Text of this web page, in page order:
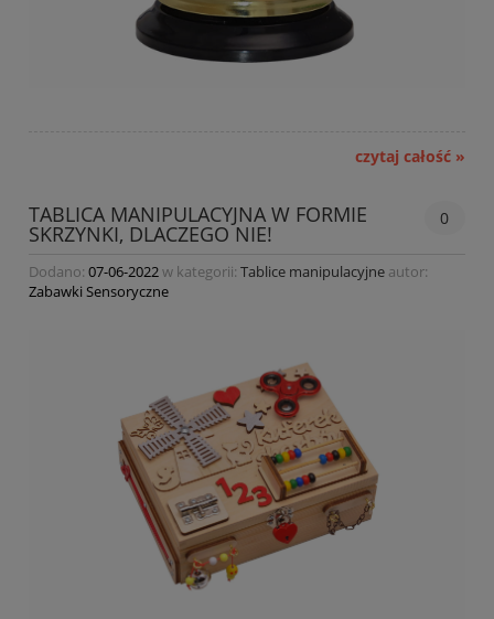
czytaj całość »
TABLICA MANIPULACYJNA W FORMIE
SKRZYNKI, DLACZEGO NIE!
0
Dodano: 07-06-2022w kategorii: Tablice manipulacyjne autor:
Zabawki Sensoryczne